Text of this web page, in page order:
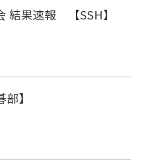
結果速報 【SSH】
】